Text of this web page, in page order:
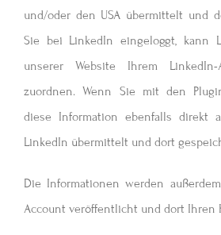
und/oder den USA übermittelt und
Sie bei LinkedIn eingeloggt, kann
unserer Website Ihrem LinkedIn-
zuordnen. Wenn Sie mit den
diese Information ebenfalls direkt
LinkedIn übermittelt und dort
Die Informationen werden
Account veröffentlicht und dort Ihren